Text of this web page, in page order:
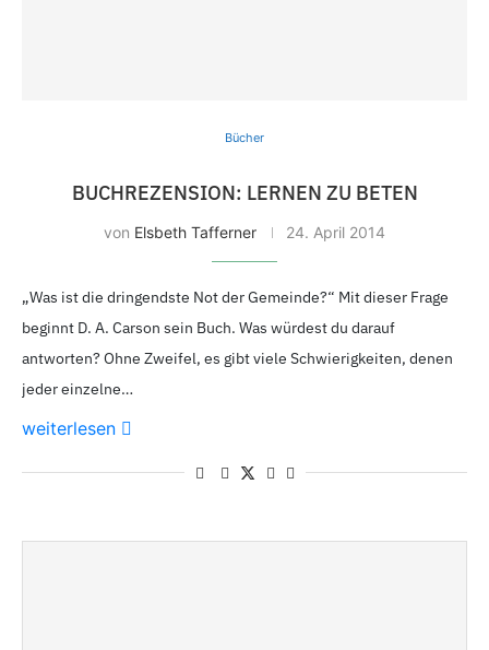
Bücher
BUCHREZENSION: LERNEN ZU BETEN
von Elsbeth Tafferner 24. April 2014
„Was ist die dringendste Not der Gemeinde?“ Mit dieser Frage
beginnt D. A. Carson sein Buch. Was würdest du darauf
antworten? Ohne Zweifel, es gibt viele Schwierigkeiten, denen
jeder einzelne…
weiterlesen